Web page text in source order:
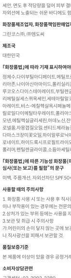
세안, 면도 후 적당량을 덜어 피부
자외선에 노출되는 쉬운 바디에도
화장품제조업자, 화장품책임판매
그린코스㈜, ㈜엠도씨
제조국
대한민국
｢화장품법｣에 따라 기재 표시하여
정제수,다이부틸아디페이트,메틸
리아존,나이아신아마이드,폴리실
루코오스다이스테아레이트,부틸렌
리메틸실세스퀴옥세인,세테아릴
아레이트,비스-에칠헥실옥시페놀
릴로일다이메틸타우레이트,폴리
모넨,에틸헥실글리세린,아데노신,
로넬올,자몽껍질오일,센티드제라
다마스크장미꽃오일,하이알루로
로네이트,하이드록시프로필트라
폴리머,펜틸렌글라이콜,소듐아세
｢화장품법｣에 따른 기능성 화장품(
심사(또는 보고)를 필함”의 문구
미백, 주름개선, 자외선차단
사용할 때의 주의사항
1. 화장품 사용 시 또는 사용 후 직
이나 부작용이 있는 경우에는 전문
2.상처가 있는 부위 등에는 사용을
3.보관 및 취급 시 주의사항
가.어린이의 손이 닿지 않는 곳에 보
나.직사광선을 피해서 보관할 것.
품질보증기준
본 제품에 이상이 있을 경우 공정
소비자상담관련